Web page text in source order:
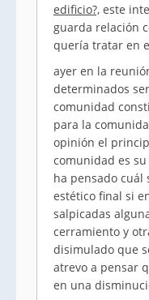
edificio?, este
guarda relación
quería tratar en
ayer en la
determinados
comunidad
para la
opinión el
comunidad es
ha pensado cuál
estético final si
salpicadas
cerramiento y
disimulado que
atrevo a pensar
en una